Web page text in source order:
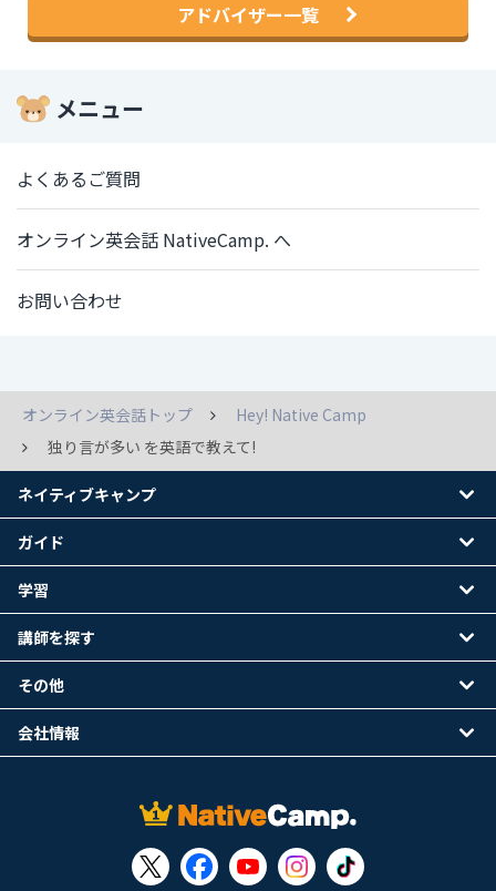
アドバイザー一覧
メニュー
よくあるご質問
オンライン英会話 NativeCamp. へ
お問い合わせ
オンライン英会話トップ
Hey! Native Camp
独り言が多い を英語で教えて!
ネイティブキャンプ
ガイド
学習
講師を探す
その他
会社情報